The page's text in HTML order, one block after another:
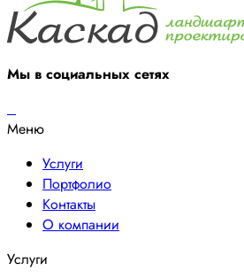
Мы в социальных сетях
Меню
Услуги
Портфолио
Контакты
О компании
Услуги